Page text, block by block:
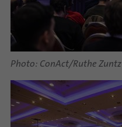
Photo: ConAct/Ruthe Zuntz